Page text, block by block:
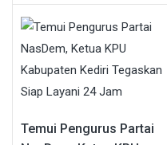
Temui Pengurus Partai